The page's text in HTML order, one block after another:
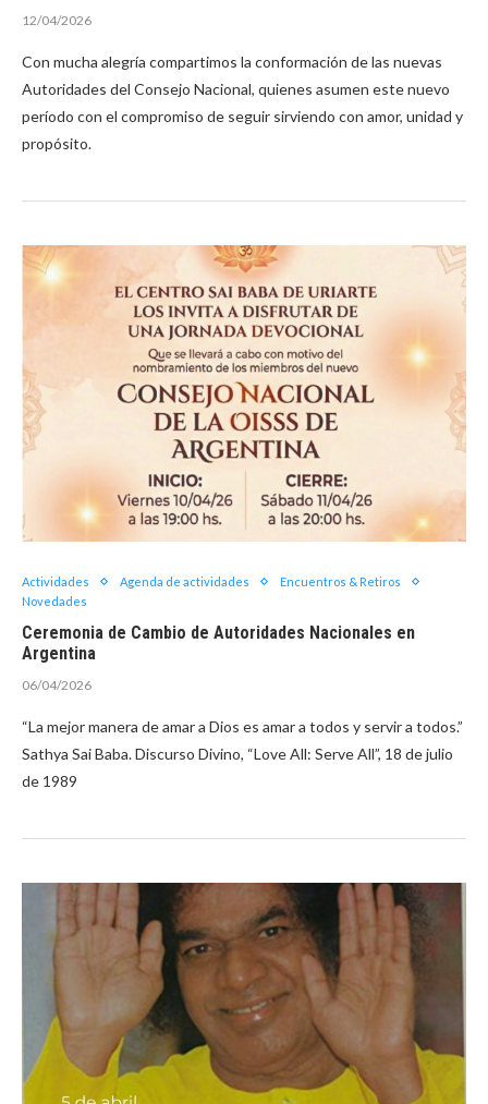
12/04/2026
Con mucha alegría compartimos la conformación de las nuevas
Autoridades del Consejo Nacional, quienes asumen este nuevo
período con el compromiso de seguir sirviendo con amor, unidad y
propósito.
Actividades Agenda de actividades
Encuentros & Retiros
Novedades
Ceremonia de Cambio de Autoridades Nacionales en
Argentina
06/04/2026
“La mejor manera de amar a Dios es amar a todos y servir a todos.”
Sathya Sai Baba. Discurso Divino, “Love All: Serve All”, 18 de julio
de 1989